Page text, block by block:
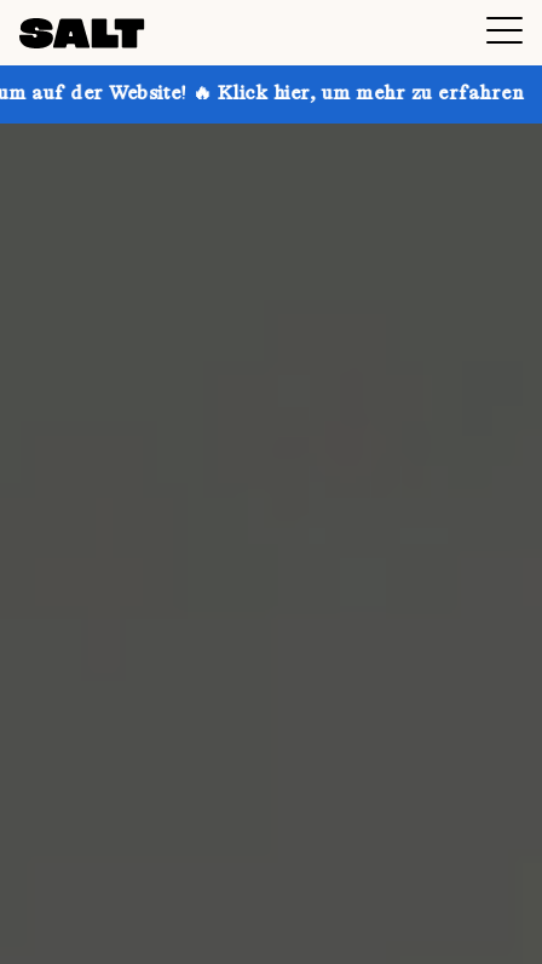
🔥 Klick hier, um mehr zu erfahren Hol dir bis